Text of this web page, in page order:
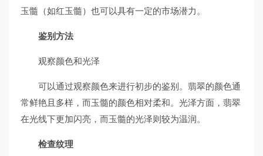
玉髓（如红玉髓）也可以具有一定的市场潜力。
鉴别方法
观察颜色和光泽
可以通过观察颜色来进行初步的鉴别。翡翠的颜色通
常鲜艳且多样，而玉髓的颜色相对柔和。光泽方面，翡翠
在光线下更加闪亮，而玉髓的光泽则较为温润。
检查纹理